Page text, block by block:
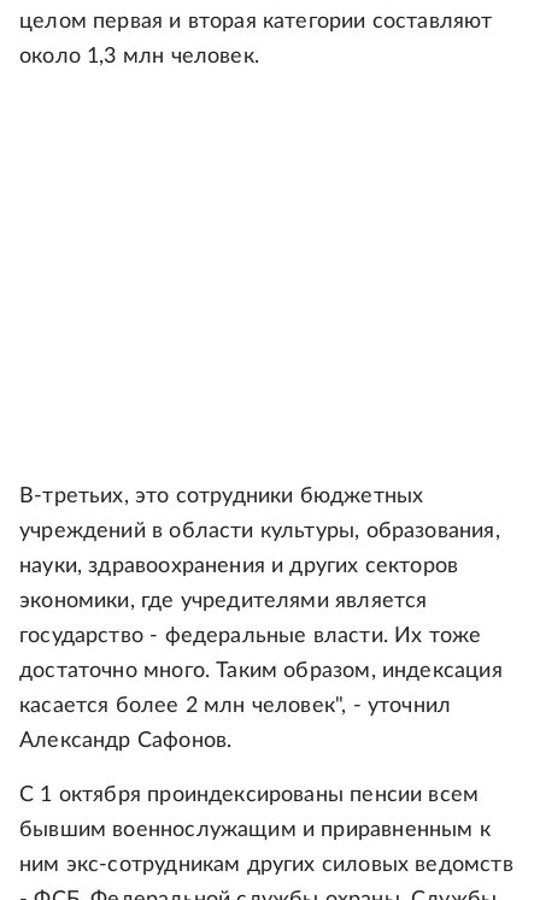
целом первая и вторая категории составляют
около 1,3 млн человек.
В-третьих, это сотрудники бюджетных
учреждений в области культуры, образования,
науки, здравоохранения и других секторов
экономики, где учредителями является
государство - федеральные власти. Их тоже
достаточно много. Таким образом, индексация
касается более 2 млн человек", - уточнил
Александр Сафонов.
С 1 октября проиндексированы пенсии всем
бывшим военнослужащим и приравненным к
ним экс-сотрудникам других силовых ведомств